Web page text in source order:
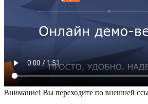
Внимание! Вы переходите по внешней